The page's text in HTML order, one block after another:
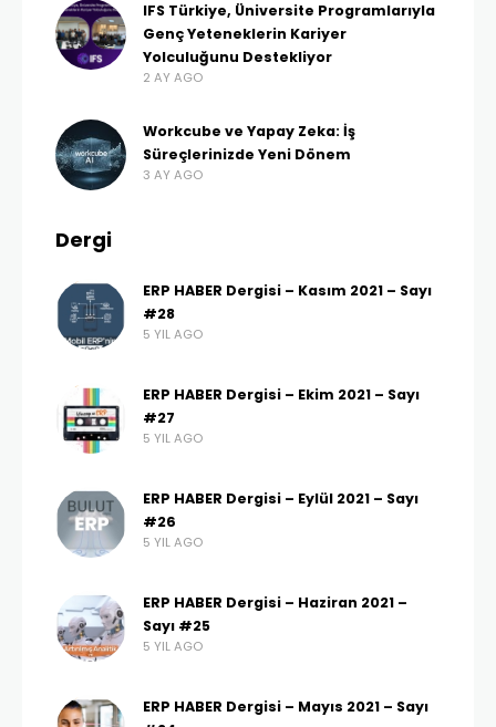
IFS Türkiye, Üniversite Programlarıyla
Genç Yeteneklerin Kariyer
Yolculuğunu Destekliyor
2 AY AGO
Workcube ve Yapay Zeka: İş
Süreçlerinizde Yeni Dönem
3 AY AGO
Dergi
ERP HABER Dergisi – Kasım 2021 – Sayı
#28
5 YIL AGO
ERP HABER Dergisi – Ekim 2021 – Sayı
#27
5 YIL AGO
ERP HABER Dergisi – Eylül 2021 – Sayı
#26
5 YIL AGO
ERP HABER Dergisi – Haziran 2021 –
Sayı #25
5 YIL AGO
ERP HABER Dergisi – Mayıs 2021 – Sayı